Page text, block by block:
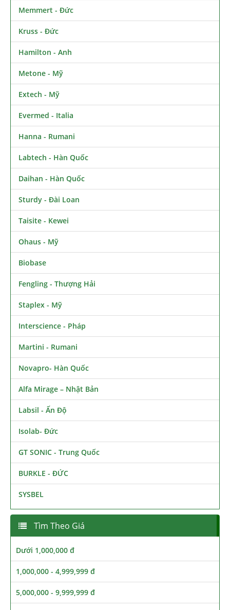
Memmert - Đức
Kruss - Đức
Hamilton - Anh
Metone - Mỹ
Extech - Mỹ
Evermed - Italia
Hanna - Rumani
Labtech - Hàn Quốc
Daihan - Hàn Quốc
Sturdy - Đài Loan
Taisite - Kewei
Ohaus - Mỹ
Biobase
Fengling - Thượng Hải
Staplex - Mỹ
Interscience - Pháp
Martini - Rumani
Novapro- Hàn Quốc
Alfa Mirage – Nhật Bản
Labsil - Ấn Độ
Isolab- Đức
GT SONIC - Trung Quốc
BURKLE - ĐỨC
SYSBEL
Tìm Theo Giá
Dưới 1,000,000 đ
1,000,000 - 4,999,999 đ
5,000,000 - 9,999,999 đ